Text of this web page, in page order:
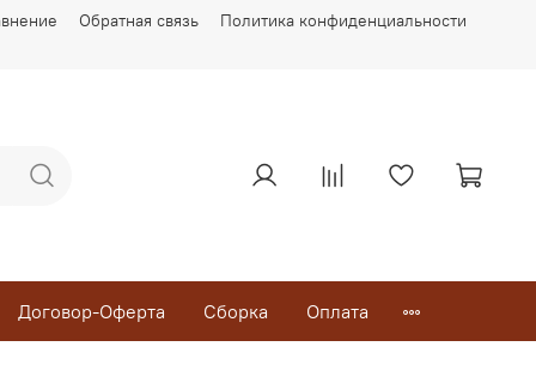
Обратная связь Политика конфиденциальности
Договор-Оферта Сборка Оплата